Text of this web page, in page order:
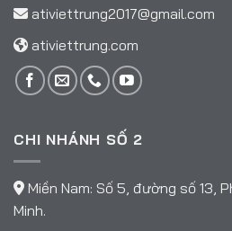
ativiettrung2017@gmail.com
ativiettrung.com
CHI NHÁNH SỐ 2
Miền Nam: Số 5, đường số 13,
Minh.